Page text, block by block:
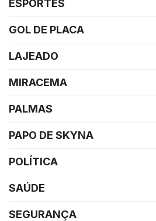
ESPORTES
GOL DE PLACA
LAJEADO
MIRACEMA
PALMAS
PAPO DE SKYNA
POLÍTICA
SAÚDE
SEGURANÇA